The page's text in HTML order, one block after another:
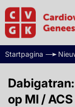
Startpagina
op MI / ACS